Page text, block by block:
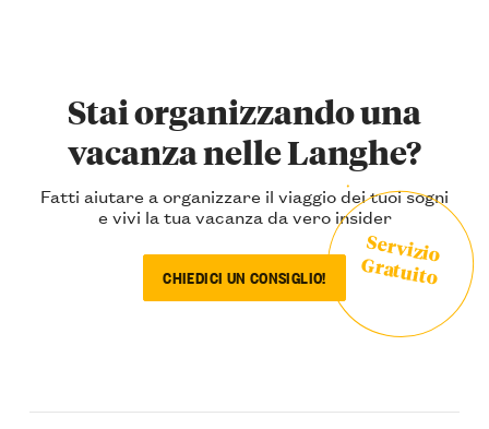
Stai organizzando una
vacanza nelle Langhe?
Fatti aiutare a organizzare il viaggio dei tuoi sogni
e vivi la tua vacanza da vero insider
CHIEDICI UN CONSIGLIO!
Servizio
Gratuito